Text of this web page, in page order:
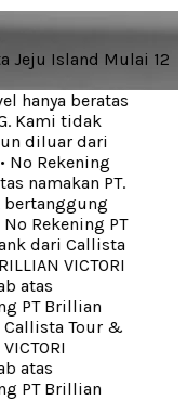
Jeju Island Mulai 12
hanya beratas
Kami tidak
diluar dari
No Rekening
namakan PT.
bertanggung
Rekening PT
dari Callista
VICTORI
atas
PT Brillian
Tour &
atas
PT Brillian